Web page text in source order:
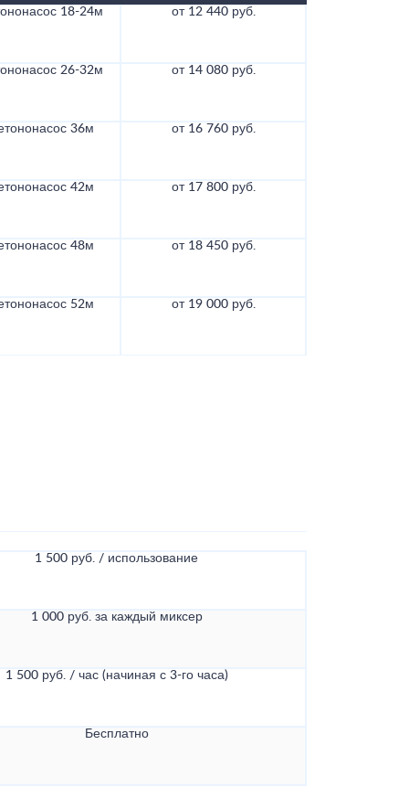
18-24м от 12 440 руб.
26-32м от 14 080 руб.
36м от 16 760 руб.
42м от 17 800 руб.
48м от 18 450 руб.
52м от 19 000 руб.
1 500 руб. / использование
1 000 руб. за каждый миксер
1 500 руб. / час (начиная с 3-го часа)
Бесплатно